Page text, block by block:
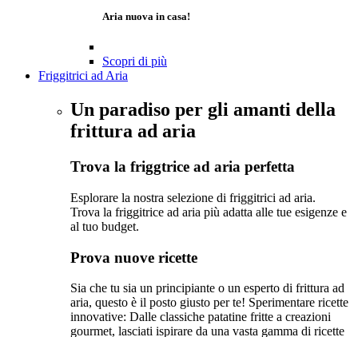
Aria nuova in casa!
Scopri di più
Friggitrici ad Aria
Un paradiso per gli amanti della
frittura ad aria
Trova la friggtrice ad aria perfetta
Esplorare la nostra selezione di friggitrici ad aria.
Trova la friggitrice ad aria più adatta alle tue esigenze e
al tuo budget.
Prova nuove ricette
Sia che tu sia un principiante o un esperto di frittura ad
aria, questo è il posto giusto per te! Sperimentare ricette
innovative: Dalle classiche patatine fritte a creazioni
gourmet, lasciati ispirare da una vasta gamma di ricette